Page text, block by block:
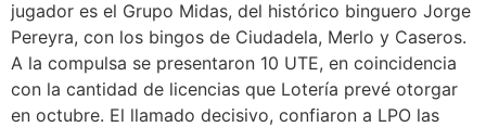
jugador es el Grupo Midas, del histórico binguero Jorge
Pereyra, con los bingos de Ciudadela, Merlo y Caseros.
A la compulsa se presentaron 10 UTE, en coincidencia
con la cantidad de licencias que Lotería prevé otorgar
en octubre. El llamado decisivo, confiaron a LPO las